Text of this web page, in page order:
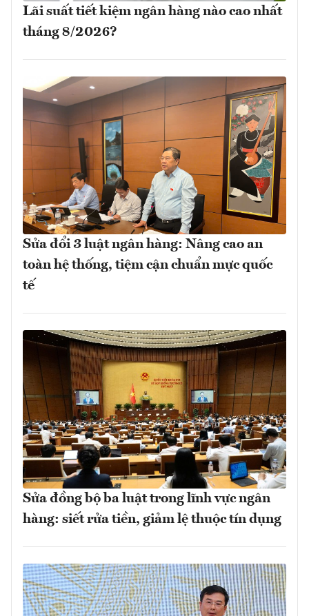
Lãi suất tiết kiệm ngân hàng nào cao nhất
tháng 8/2026?
Sửa đổi 3 luật ngân hàng: Nâng cao an
toàn hệ thống, tiệm cận chuẩn mực quốc
tế
Sửa đồng bộ ba luật trong lĩnh vực ngân
hàng: siết rửa tiền, giảm lệ thuộc tín dụng